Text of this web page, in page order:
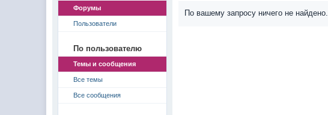
Форумы
Пользователи
По пользователю
Темы и сообщения
Все темы
Все сообщения
По вашему запросу ничего не найдено.